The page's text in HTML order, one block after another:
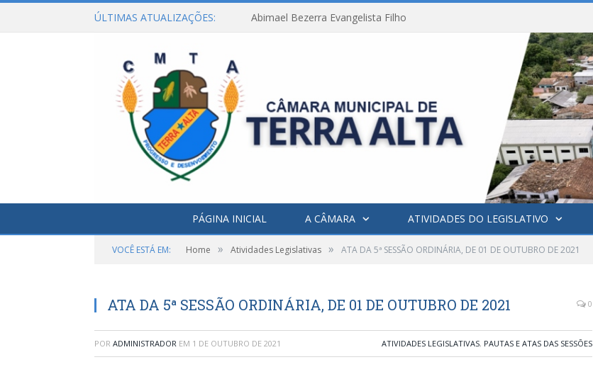
ÚLTIMAS ATUALIZAÇÕES: Abimael Bezerra Evangelista Filho
PÁGINA INICIAL A CÂMARA ATIVIDADES DO LEGISLATIVO
VOCÊ ESTÁ EM: Home » Atividades Legislativas » ATA DA 5ª SESSÃO ORDINÁRIA, DE 01 DE OUTUBRO DE 2021
ATA DA 5ª SESSÃO ORDINÁRIA, DE 01 DE OUTUBRO DE 2021 0
POR ADMINISTRADOR EM 1 DE OUTUBRO DE 2021 ATIVIDADES LEGISLATIVAS, PAUTAS E ATAS DAS SESSÕES